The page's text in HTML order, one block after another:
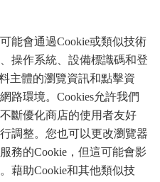
能會通過Cookie或類似技術
操作系統、設備標識碼和登
主體的瀏覽資訊和點擊資
路環境。 Cookies允許我們
斷優化商店的使用者友好
調整。您也可以更改瀏覽器
務的Cookie ，但這可能會影
藉助Cookie和其他類似技